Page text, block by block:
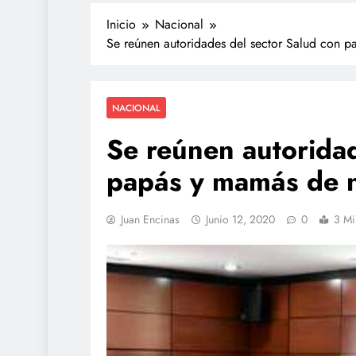
Inicio
Nacional
Se reúnen autoridades del sector Salud con
NACIONAL
Se reúnen
papás y mamás de
Juan Encinas Junio 12, 2020 0 3
TECNOLOGÍA
Propuesta para la
redes sociales estará
de agosto:
julio 17, 2026